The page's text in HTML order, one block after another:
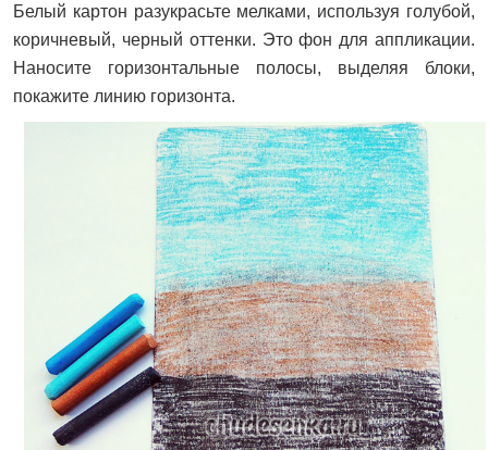
Белый картон разукрасьте мелками, используя голубой,
коричневый, черный оттенки. Это фон для аппликации.
Наносите горизонтальные полосы, выделяя блоки,
покажите линию горизонта.